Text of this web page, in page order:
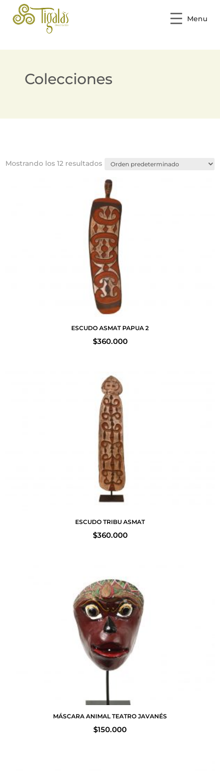
Menu
Colecciones
Mostrando los 12 resultados
ESCUDO ASMAT PAPUA 2
$360.000
ESCUDO TRIBU ASMAT
$360.000
MÁSCARA ANIMAL TEATRO JAVANÉS
$150.000